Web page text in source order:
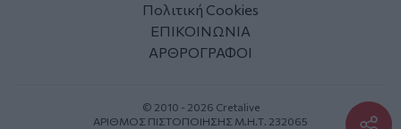
Πολιτική Cookies
ΕΠΙΚΟΙΝΩΝΙΑ
ΑΡΘΡΟΓΡΑΦΟΙ
© 2010 - 2026 Cretalive
ΑΡΙΘΜΟΣ ΠΙΣΤΟΠΟΙΗΣΗΣ Μ.Η.Τ. 232065